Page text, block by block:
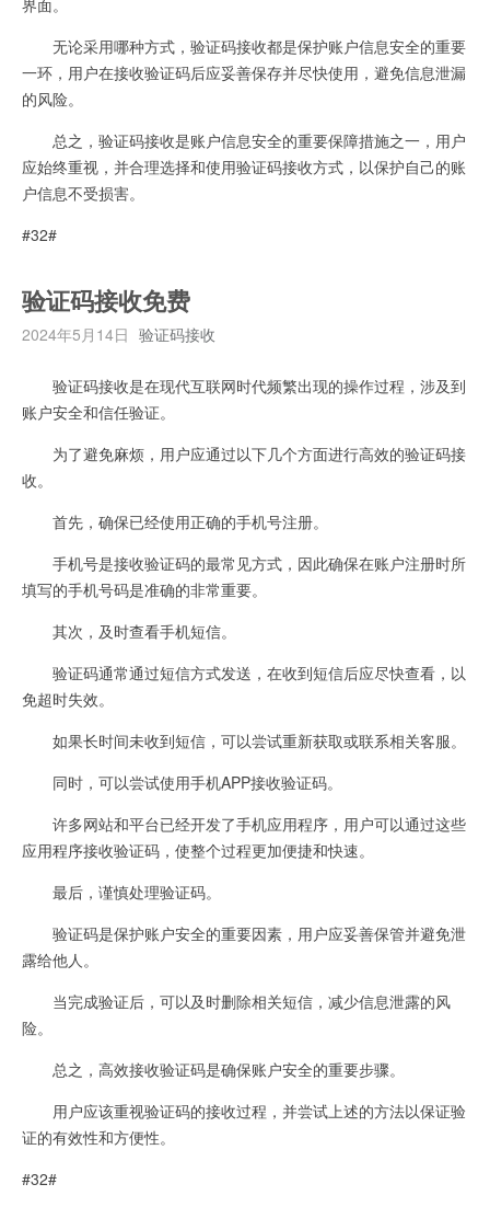
无论采用哪种方式，验证码接收都是保护账户信息安全的重要
一环，用户在接收验证码后应妥善保存并尽快使用，避免信息泄漏
的风险。
总之，验证码接收是账户信息安全的重要保障措施之一，用户
应始终重视，并合理选择和使用验证码接收方式，以保护自己的账
户信息不受损害。
#32#
验证码接收免费
2024年5月14日 验证码接收
验证码接收是在现代互联网时代频繁出现的操作过程，涉及到
账户安全和信任验证。
为了避免麻烦，用户应通过以下几个方面进行高效的验证码接
收。
首先，确保已经使用正确的手机号注册。
手机号是接收验证码的最常见方式，因此确保在账户注册时所
填写的手机号码是准确的非常重要。
其次，及时查看手机短信。
验证码通常通过短信方式发送，在收到短信后应尽快查看，以
免超时失效。
如果长时间未收到短信，可以尝试重新获取或联系相关客服。
同时，可以尝试使用手机APP接收验证码。
许多网站和平台已经开发了手机应用程序，用户可以通过这些
应用程序接收验证码，使整个过程更加便捷和快速。
最后，谨慎处理验证码。
验证码是保护账户安全的重要因素，用户应妥善保管并避免泄
露给他人。
当完成验证后，可以及时删除相关短信，减少信息泄露的风
险。
总之，高效接收验证码是确保账户安全的重要步骤。
用户应该重视验证码的接收过程，并尝试上述的方法以保证验
证的有效性和方便性。
#32#